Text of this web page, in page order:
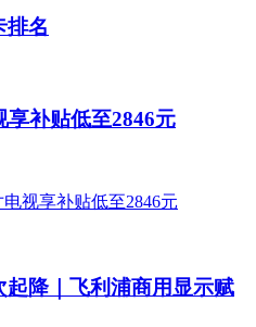
排名
享补贴低至2846元
起降｜飞利浦商用显示赋